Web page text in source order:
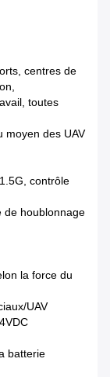
centres de
toutes
moyen des UAV
contrôle
de houblonnage
la force du
UAV
batterie